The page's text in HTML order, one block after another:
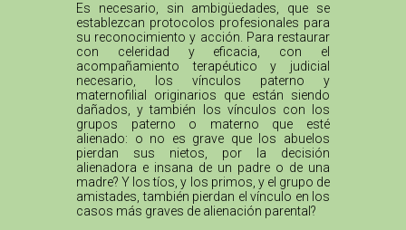
Es necesario, sin ambigüedades, que se
establezcan protocolos profesionales para
su reconocimiento y acción. Para restaurar
con celeridad y eficacia, con el
acompañamiento terapéutico y judicial
necesario, los vínculos paterno y
maternofilial originarios que están siendo
dañados, y también los vínculos con los
grupos paterno o materno que esté
alienado: o no es grave que los abuelos
pierdan sus nietos, por la decisión
alienadora e insana de un padre o de una
madre? Y los tíos, y los primos, y el grupo de
amistades, también pierdan el vínculo en los
casos más graves de alienación parental?